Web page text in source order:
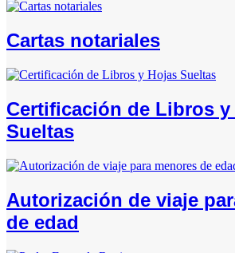
Cartas notariales
Certificación de Libros y
Sueltas
Autorización de viaje
de edad